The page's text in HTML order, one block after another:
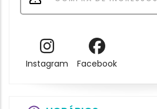
Instagram Facebook